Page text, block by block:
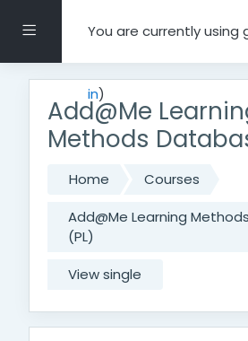
Side panelYou are currently using
in)
Add@Me
Methods
Home
Courses
Add@Me Learning
(PL)
View single